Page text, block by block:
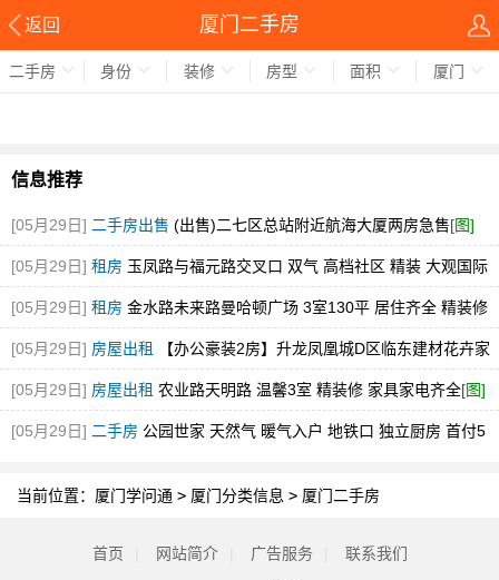
返回 厦门二手房
二手房 身份 装修 房型 面积 厦门
信息推荐
[05月29日] 二手房出售 (出售)二七区总站附近航海大厦两房急售[图]
[05月29日] 租房 玉凤路与福元路交叉口 双气 高档社区 精装 大观国际
[图]
[05月29日] 租房 金水路未来路曼哈顿广场 3室130平 居住齐全 精装修
随时看[图]
[05月29日] 房屋出租 【办公豪装2房】升龙凤凰城D区临东建材花卉家
电市场中博旁急租[图]
[05月29日] 房屋出租 农业路天明路 温馨3室 精装修 家具家电齐全[图]
[05月29日] 二手房 公园世家 天然气 暖气入户 地铁口 独立厨房 首付5
当前位置： 厦门学问通 > 厦门分类信息 > 厦门二手房
首页 网站简介 广告服务 联系我们